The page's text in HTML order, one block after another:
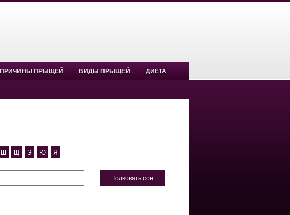
ПРИЧИНЫ ПРЫЩЕЙ ВИДЫ ПРЫЩЕЙ ДИЕТА
Ш Щ Э Ю Я
Толковать сон